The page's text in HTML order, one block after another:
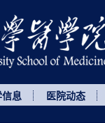
信息 医院动态